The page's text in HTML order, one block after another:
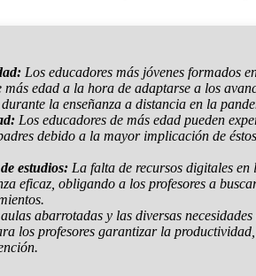
Los educadores más jóvenes formados
edad a la hora de adaptarse a los
la enseñanza a distancia en la
Los educadores de más edad pueden
debido a la mayor implicación de
estudios: La falta de recursos digitales en
eficaz, obligando a los profesores a
abarrotadas y las diversas necesidades
los profesores garantizar la